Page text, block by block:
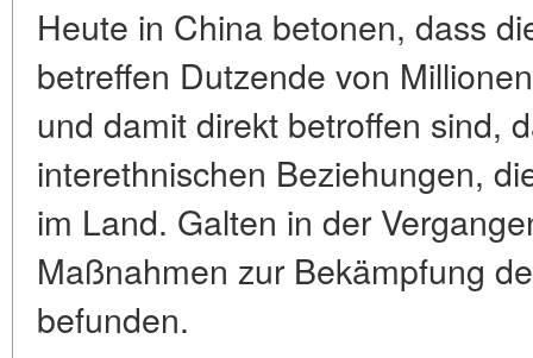
Heute in China betonen, dass
betreffen Dutzende von
und damit direkt betroffen sind,
interethnischen Beziehungen,
im Land. Galten in der
Maßnahmen zur Bekämpfung
befunden.